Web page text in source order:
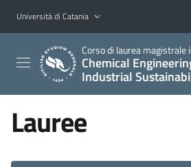
Vai al contenuto principale
Vai al menu di navigazione
Università di Catania
Corso di laurea magistrale
Chemical
Industrial
Lauree